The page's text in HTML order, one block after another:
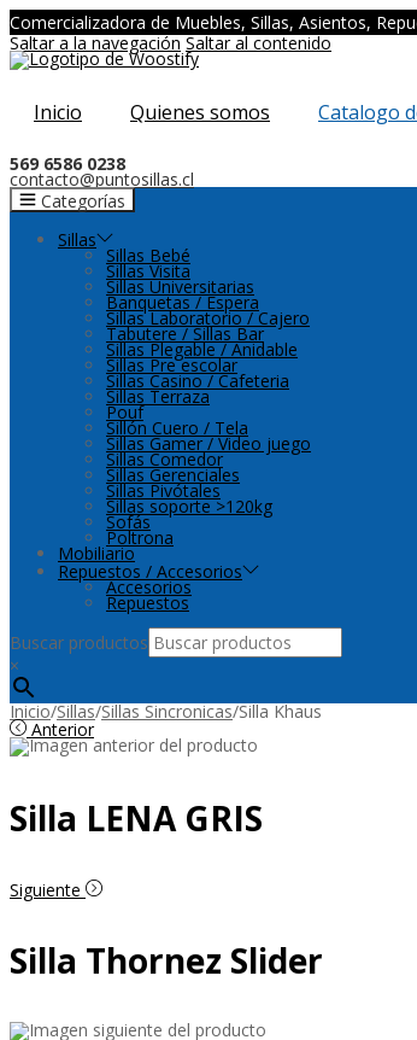
Comercializadora de Muebles, Sillas, Asientos,
Saltar a la navegación Saltar al contenido
Inicio Quienes somos Catalogo
569 6586 0238
contacto@puntosillas.cl
Categorías
Sillas
Sillas Bebé
Sillas Visita
Sillas Universitarias
Banquetas / Espera
Sillas Laboratorio / Cajero
Tabutere / Sillas Bar
Sillas Plegable / Anidable
Sillas Pre escolar
Sillas Casino / Cafeteria
Sillas Terraza
Pouf
Sillón Cuero / Tela
Sillas Gamer / Video juego
Sillas Comedor
Sillas Gerenciales
Sillas Pivótales
Sillas soporte >120kg
Sofás
Poltrona
Mobiliario
Repuestos / Accesorios
Accesorios
Repuestos
Buscar productos
×
Inicio/Sillas/Sillas Sincronicas/Silla Khaus
Anterior
Silla LENA GRIS
Siguiente
Silla Thornez Slider